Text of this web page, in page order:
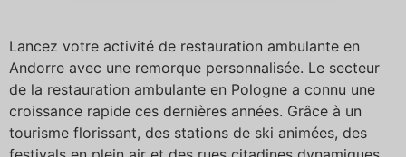
Lancez votre activité de restauration ambulante en
Andorre avec une remorque personnalisée. Le secteur
de la restauration ambulante en Pologne a connu une
croissance rapide ces dernières années. Grâce à un
tourisme florissant, des stations de ski animées, des